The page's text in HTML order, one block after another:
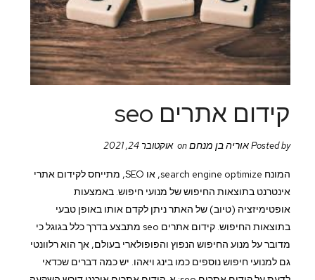
קידום אתרים seo
Posted byאוריה בן מנחם
המונח search engine optimize, או SEO, מתייחס לקידום אתרי
אינטרנט בתוצאות החיפוש של מנועי חיפוש. באמצעות
אופטימיזציה (טיוב) של האתר ניתן לקדם אותו באופן טבעי
בתוצאות החיפוש. קידום אתרים seo מתבצע בדרך כלל בגוגל כי
מדובר על מנוע החיפוש הנפוץ והפופולארי בעולם, אך הוא רלוונטי
גם למנועי חיפוש נוספים כמו בינג ויאהו. יש כמה דברים שכדאי